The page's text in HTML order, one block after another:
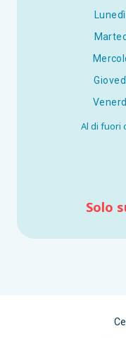
Al di fuori
Solo